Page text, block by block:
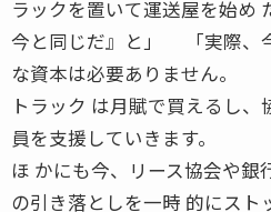
ラックを置いて運送屋を始め
今と同じだ』と」 「実際、
な資本は必要ありません。
トラック は月賦で買えるし
員を支援していきます。
ほ かにも今、リース協会や銀
の引き落としを一時 的にスト